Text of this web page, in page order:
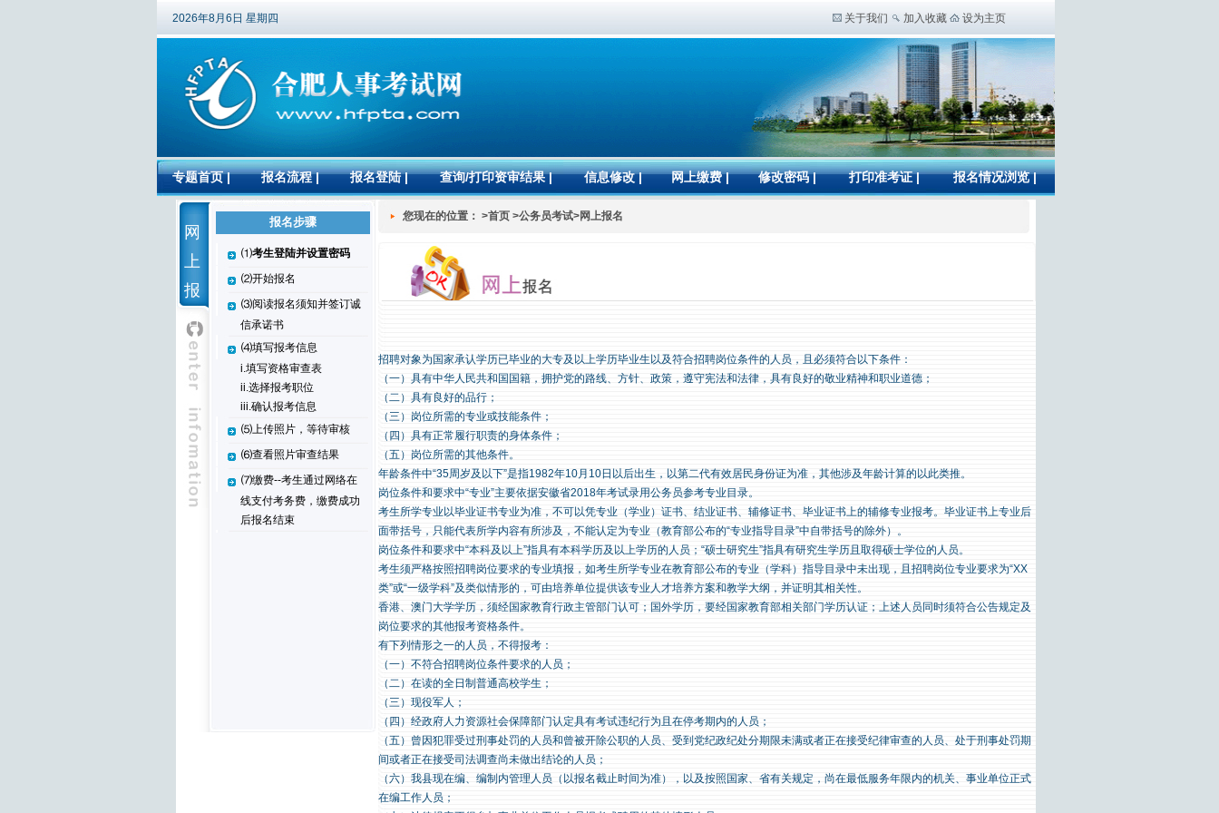
2026年8月6日 星期四 关于我们 加入收藏 设为主页
专题首页 | 报名流程| 报名登陆 | 查询/打印资审结果| 信息修改| 网上缴费| 修改密码| 打印准考证 | 报名情况浏览|
网
上
报
名
报名步骤
⑴考生登陆并设置密码
⑵开始报名
⑶阅读报名须知并签订诚
信承诺书
⑷填写报考信息
i.填写资格审查表
ii.选择报考职位
iii.确认报考信息
⑸上传照片，等待审核
⑹查看照片审查结果
⑺缴费--考生通过网络在
线支付考务费，缴费成功
后报名结束
您现在的位置： >首页 >公务员考试>网上报名
招聘对象为国家承认学历已毕业的大专及以上学历毕业生以及符合招聘岗位条件的人员，且必须符合以下条件：
（一）具有中华人民共和国国籍，拥护党的路线、方针、政策，遵守宪法和法律，具有良好的敬业精神和职业道德；
（二）具有良好的品行；
（三）岗位所需的专业或技能条件；
（四）具有正常履行职责的身体条件；
（五）岗位所需的其他条件。
年龄条件中“35周岁及以下”是指1982年10月10日以后出生，以第二代有效居民身份证为准，其他涉及年龄计算的以此类推。
岗位条件和要求中“专业”主要依据安徽省2018年考试录用公务员参考专业目录。
考生所学专业以毕业证书专业为准，不可以凭专业（学业）证书、结业证书、辅修证书、毕业证书上的辅修专业报考。毕业证书上专业后
面带括号，只能代表所学内容有所涉及，不能认定为专业（教育部公布的“专业指导目录”中自带括号的除外）。
岗位条件和要求中“本科及以上”指具有本科学历及以上学历的人员；“硕士研究生”指具有研究生学历且取得硕士学位的人员。
考生须严格按照招聘岗位要求的专业填报，如考生所学专业在教育部公布的专业（学科）指导目录中未出现，且招聘岗位专业要求为“XX
类”或“一级学科”及类似情形的，可由培养单位提供该专业人才培养方案和教学大纲，并证明其相关性。
香港、澳门大学学历，须经国家教育行政主管部门认可；国外学历，要经国家教育部相关部门学历认证；上述人员同时须符合公告规定及
岗位要求的其他报考资格条件。
有下列情形之一的人员，不得报考：
（一）不符合招聘岗位条件要求的人员；
（二）在读的全日制普通高校学生；
（三）现役军人；
（四）经政府人力资源社会保障部门认定具有考试违纪行为且在停考期内的人员；
（五）曾因犯罪受过刑事处罚的人员和曾被开除公职的人员、受到党纪政纪处分期限未满或者正在接受纪律审查的人员、处于刑事处罚期
间或者正在接受司法调查尚未做出结论的人员；
（六）我县现在编、编制内管理人员（以报名截止时间为准），以及按照国家、省有关规定，尚在最低服务年限内的机关、事业单位正式
在编工作人员；